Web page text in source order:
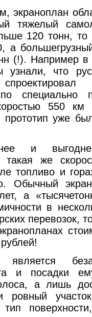
экраноплан
тяжелый
120 тонн, то
а
(!). Например в
узнали, что
специально
550
прототип уже
и
же
топливо и
Обычный
а
в
перевозок,
и посадки
а лишь
ровный